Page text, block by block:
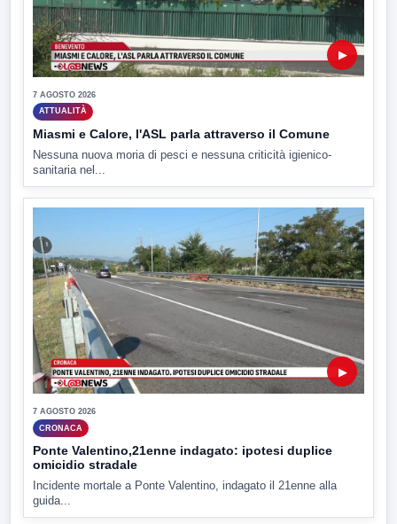
▶
7 AGOSTO 2026
ATTUALITÀ
Miasmi e Calore, l'ASL parla attraverso il Comune
Nessuna nuova moria di pesci e nessuna criticità igienico-
sanitaria nel...
▶
7 AGOSTO 2026
CRONACA
Ponte Valentino,21enne indagato: ipotesi duplice
omicidio stradale
Incidente mortale a Ponte Valentino, indagato il 21enne alla
guida...